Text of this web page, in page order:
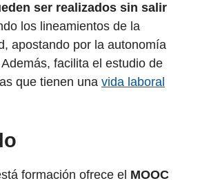
ser realizados sin salir
los lineamientos de la
apostando por la autonomía
facilita el estudio de
que tienen una vida laboral
formación ofrece el MOOC